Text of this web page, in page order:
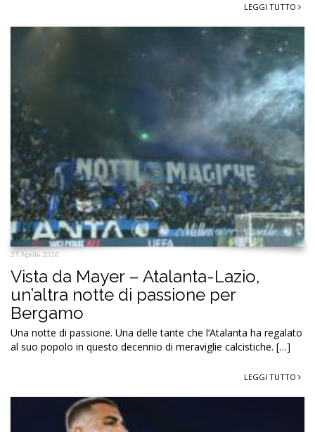
LEGGI TUTTO
21 Aprile 2026
Vista da Mayer – Atalanta-Lazio,
un’altra notte di passione per
Bergamo
Una notte di passione. Una delle tante che l’Atalanta ha regalato
al suo popolo in questo decennio di meraviglie calcistiche. […]
LEGGI TUTTO